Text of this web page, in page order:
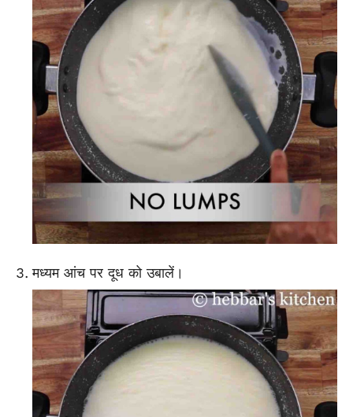
मध्यम आंच पर दूध को उबालें।